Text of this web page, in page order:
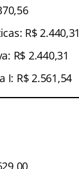
R$ 2.440,31
R$ 2.440,31
I: R$ 2.561,54